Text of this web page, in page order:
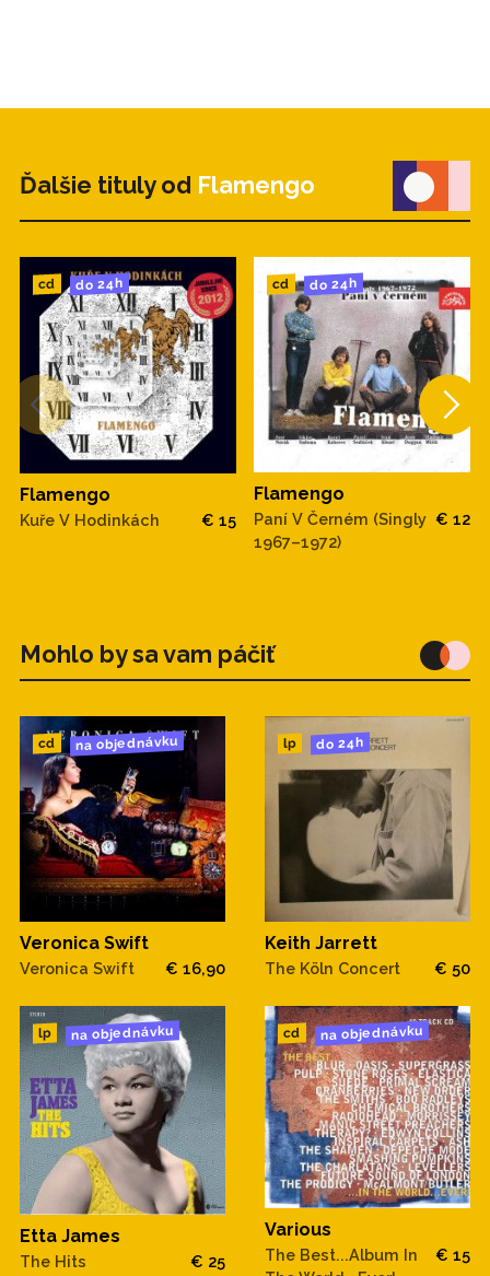
Ďalšie tituly od Flamengo
cd do 24h
Flamengo
Kuře V Hodinkách € 15
cd do 24h
Flamengo
Paní V Černém (Singly
1967–1972)
€ 12
Mohlo by sa vam páčiť
cd na objednávku
Veronica Swift
Veronica Swift € 16,90
lp do 24h
Keith Jarrett
The Köln Concert € 50
lp na objednávku
Etta James
The Hits € 25
cd na objednávku
Various
The Best...Album In
€ 15